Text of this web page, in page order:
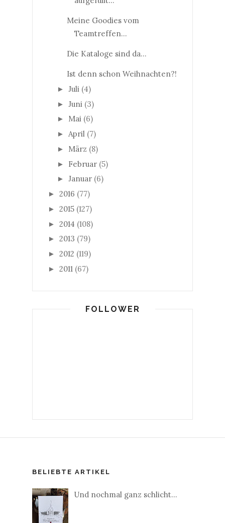
Meine Goodies vom
Teamtreffen...
Die Kataloge sind da...
Ist denn schon Weihnachten?!
► Juli (4)
► Juni (3)
► Mai (6)
► April (7)
► März (8)
► Februar (5)
► Januar (6)
► 2016 (77)
► 2015 (127)
► 2014 (108)
► 2013 (79)
► 2012 (119)
► 2011 (67)
FOLLOWER
BELIEBTE ARTIKEL
Und nochmal ganz schlicht...